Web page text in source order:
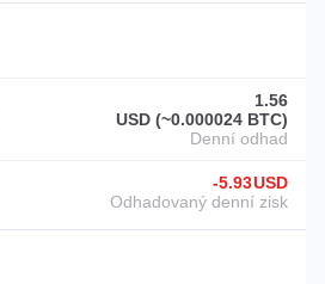
1.56
USD (~0.000024 BTC)
-5.93USD